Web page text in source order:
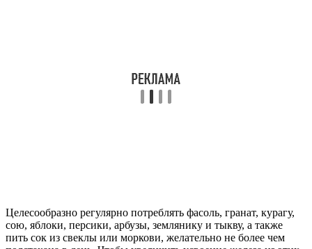
Целесообразно регулярно потреблять фасоль, гранат, курагу,
сою, яблоки, персики, арбузы, землянику и тыкву, а также
пить сок из свеклы или моркови, желательно не более чем